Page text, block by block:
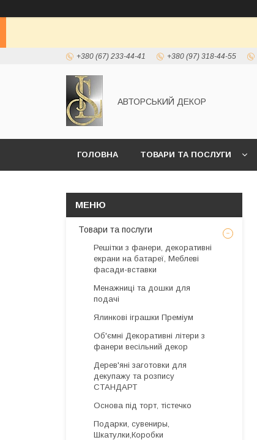
+380 (67) 233-44-41 +380 (97) 318-44-55
АВТОРСЬКИЙ ДЕКОР
ГОЛОВНА ТОВАРИ ТА ПОСЛУГИ
Товари та послуги
Решітки з фанери, декоративні
екрани на батареї, Меблеві
фасади-вставки
Менажниці та дошки для
подачі
Ялинкові іграшки Преміум
Об'ємні Декоративні літери з
фанери весільний декор
Дерев'яні заготовки для
декупажу та розпису
СТАНДАРТ
Основа під торт, тістечко
Подарки, сувениры,
Шкатулки,Коробки